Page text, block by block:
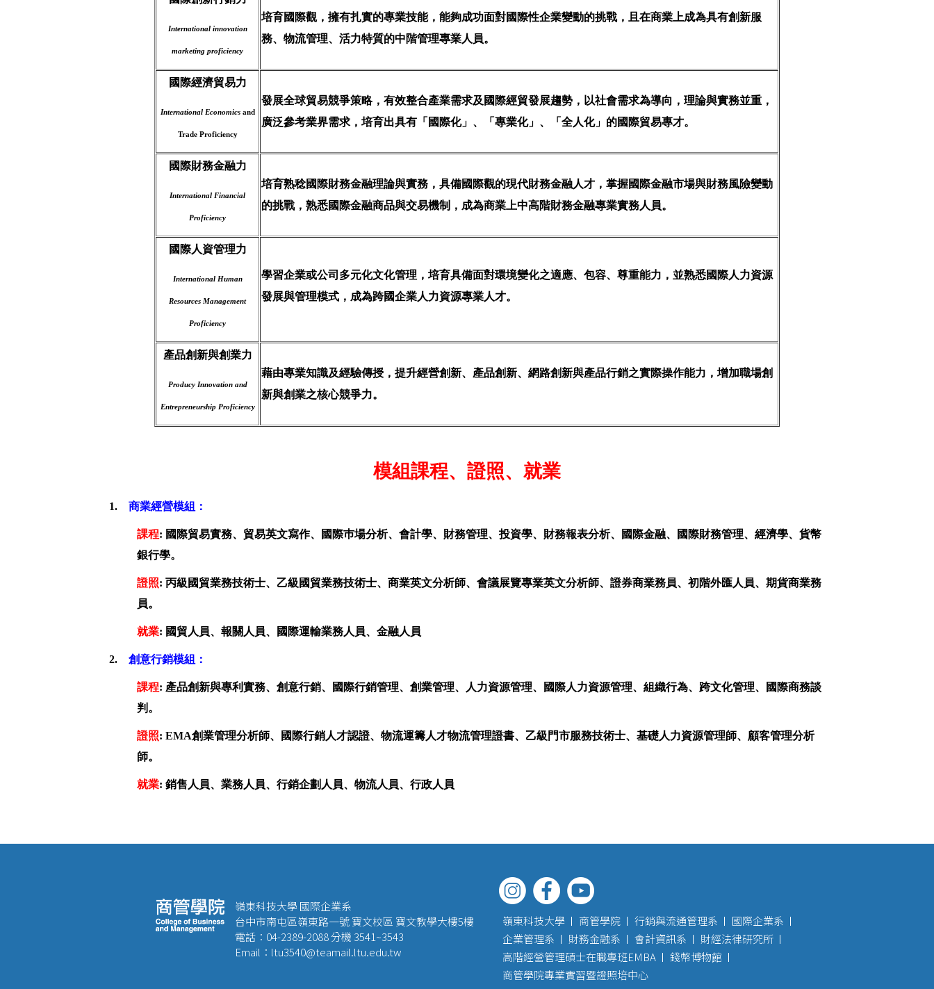
International innovation
marketing proficiency
培育國際觀，擁有扎實的專業技能，能夠成功面對國際性企業變動的挑戰，且在商業上成為具有創新服
務、物流管理、活力特質的中階管理專業人員。
國際經濟貿易力
International Economics and
Trade Proficiency
發展全球貿易競爭策略，有效整合產業需求及國際經貿發展趨勢，以社會需求為導向，理論與實務並重，
廣泛參考業界需求，培育出具有「國際化」、「專業化」、「全人化」的國際貿易專才。
國際財務金融力
International Financial
Proficiency
培育熟稔國際財務金融理論與實務，具備國際觀的現代財務金融人才，掌握國際金融市場與財務風險變動
的挑戰，熟悉國際金融商品與交易機制，成為商業上中高階財務金融專業實務人員。
國際人資管理力
International Human
Resources Management
Proficiency
學習企業或公司多元化文化管理，培育具備面對環境變化之適應、包容、尊重能力，並熟悉國際人力資源
發展與管理模式，成為跨國企業人力資源專業人才。
產品創新與創業力
Producy Innovation and
Entrepreneurship Proficiency
藉由專業知識及經驗傳授，提升經營創新、產品創新、網路創新與產品行銷之實際操作能力，增加職場創
新與創業之核心競爭力。
模組課程、證照、就業
1. 商業經營模組：
課程: 國際貿易實務、貿易英文寫作、
國際巿場分析、會計學、財務管理、投資學、財務報表分析、國際金融、國際財務管理、經濟學、貨幣
銀行學。
證照: 丙級國貿業務技術士、乙級國貿業務技術士、商業英文分析師、會議展覽專業英文分析師、證券商業務員、初階外匯人員、期貨商業務
員。
就業: 國貿人員、報關人員、國際運輸業務人員、金融人員
2. 創意行銷模組：
課程: 產品創新與專利實務、創意行銷、國際行銷管理、創業管理、人力資源管理、國際人力資源管理、組織行為、跨文化管理、國際商務談
判。
證照: EMA創業管理分析師、國際行銷人才認證、物流運籌人才物流管理證書、乙級門市服務技術士、基礎人力資源管理師、顧客管理分析
師。
就業: 銷售人員、業務人員、行銷企劃人員、物流人員、行政人員
嶺東科技大學 國際企業系
台中市南屯區嶺東路一號 寶文校區 寶文教學大樓5樓
電話：04-2389-2088 分機 3541~3543
Email：ltu3540@teamail.ltu.edu.tw
嶺東科技大學 商管學院 行銷與流通管理系
國際企業系
企業管理系
財務金融系 會計資訊系
財經法律研究所
高階經營管理碩士在職專班EMBA
錢幣博物館
商管學院專業實習暨證照培中心